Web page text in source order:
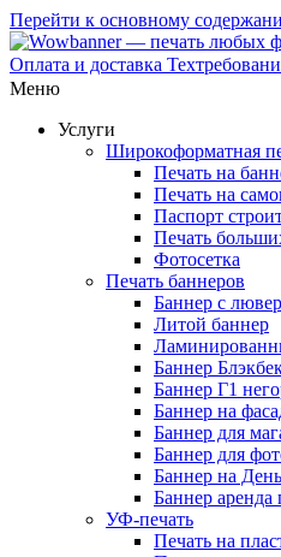
Перейти к основному
Оплата и доставка
Меню
Услуги
Широкоформатная
Печать на
Печать на
Паспорт
Печать
Фотосетка
Печать баннеров
Баннер с
Литой баннер
Баннер
Баннер Г1
Баннер на
Баннер для
Баннер для
Баннер на
Баннер аренда
УФ-печать
Печать на